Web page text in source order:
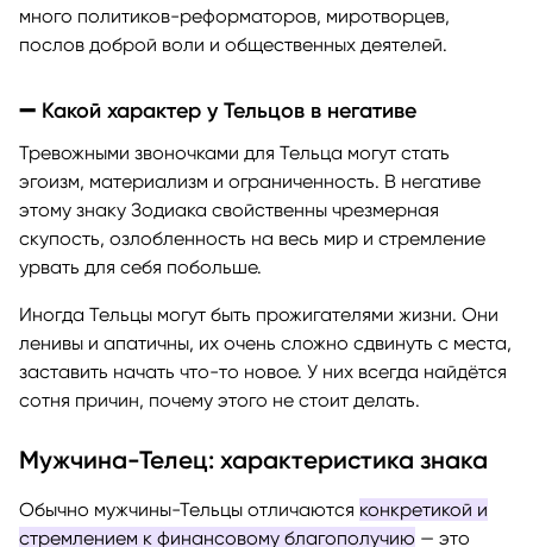
много политиков-реформаторов, миротворцев,
послов доброй воли и общественных деятелей.
➖ Какой характер у Тельцов в негативе
Тревожными звоночками для Тельца могут стать
эгоизм, материализм и ограниченность. В негативе
этому знаку Зодиака свойственны чрезмерная
скупость, озлобленность на весь мир и стремление
урвать для себя побольше.
Иногда Тельцы могут быть прожигателями жизни. Они
ленивы и апатичны, их очень сложно сдвинуть с места,
заставить начать что-то новое. У них всегда найдётся
сотня причин, почему этого не стоит делать.
Мужчина-Телец: характеристика знака
Обычно мужчины-Тельцы отличаются конкретикой и
стремлением к финансовому благополучию — это